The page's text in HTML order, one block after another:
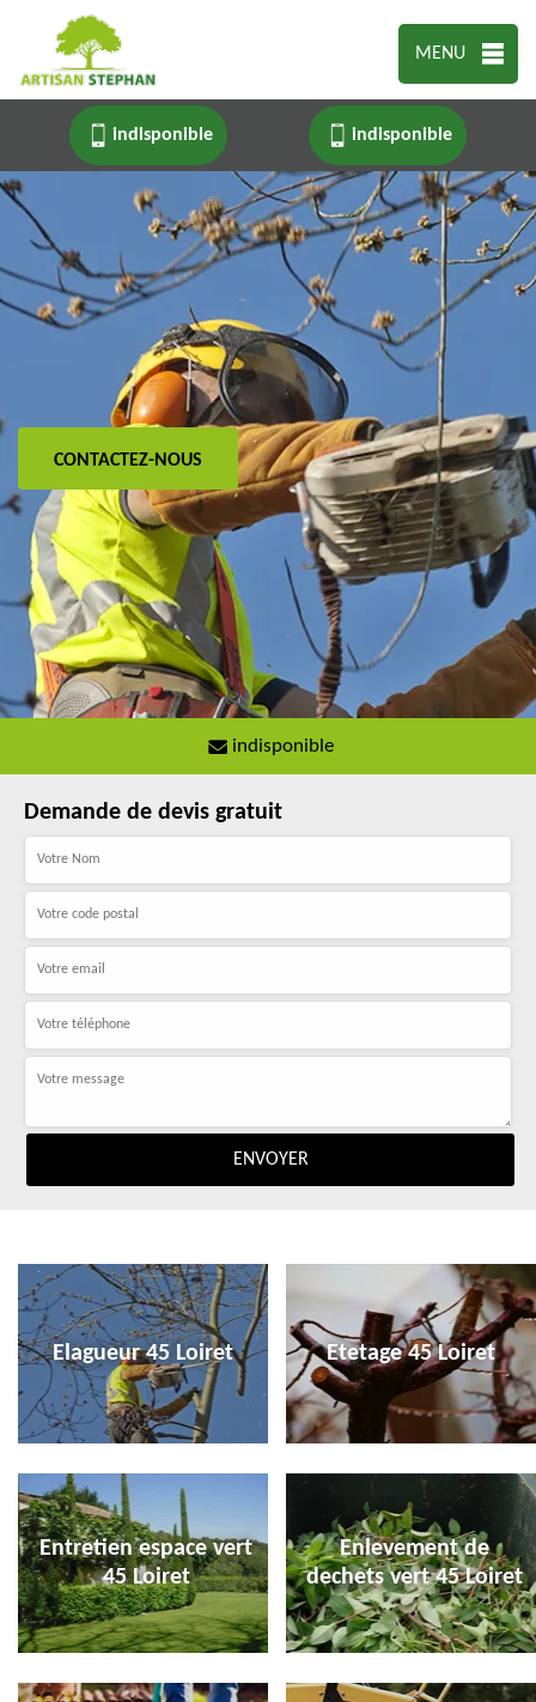
MENU
indisponible indisponible
CONTACTEZ-NOUS
indisponible
Demande de devis gratuit
Elagueur 45 Loiret Etetage 45 Loiret
Entretien espace vert
45 Loiret
Enlevement de
dechets vert 45 Loiret